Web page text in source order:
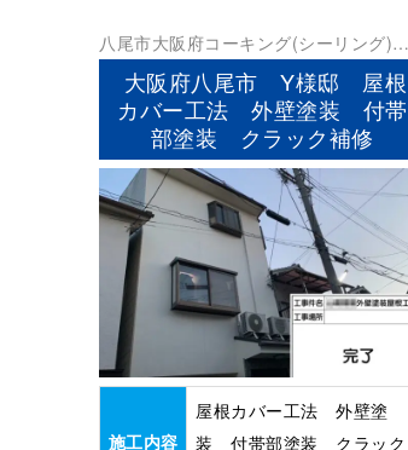
八尾市大阪府コーキング(シーリング)そ
の他外壁塗装屋根塗装 防水工事
大阪府八尾市 Y様邸 屋根
カバー工法 外壁塗装 付帯
部塗装 クラック補修
施工内容
屋根カバー工法 外壁塗
装 付帯部塗装 クラック